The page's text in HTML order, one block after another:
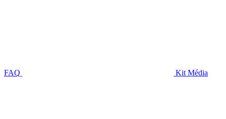
FAQ Kit Média